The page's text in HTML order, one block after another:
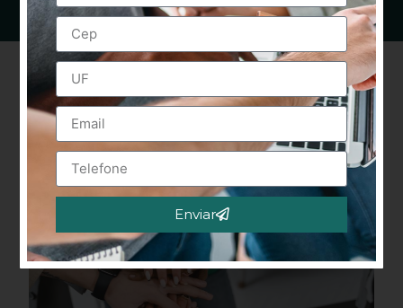
Enviar
Alternative: